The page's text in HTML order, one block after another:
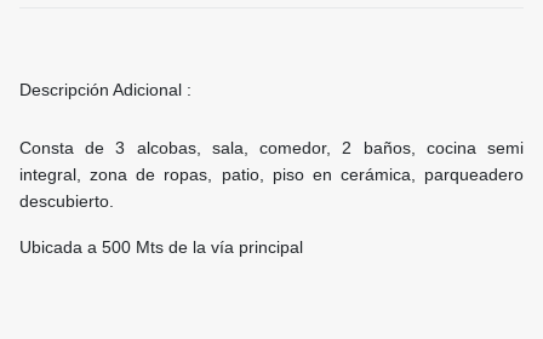
Descripción Adicional :
Consta de 3 alcobas, sala, comedor, 2 baños, cocina semi
integral, zona de ropas, patio, piso en cerámica, parqueadero
descubierto.
Ubicada a 500 Mts de la vía principal